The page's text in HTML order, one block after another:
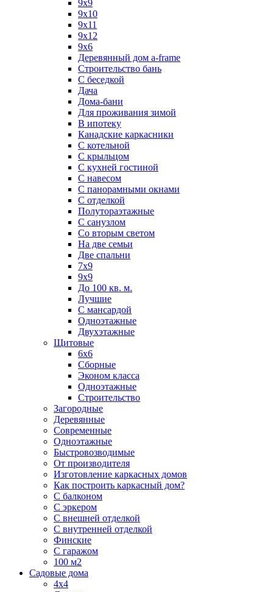
9x9
9х10
9х11
9х12
9х6
Деревянный дом a-frame
Строительство бань
С беседкой
Дача
Дома-бани
Для проживания зимой
В ипотеку
Канадские каркасники
С котельной
С крыльцом
С кухней гостиной
С навесом
С панорамными окнами
С отделкой
Полутораэтажные
С санузлом
Со вторым светом
На две семьи
Две спальни
7х9
9х9
До 100 кв. м.
Лучшие
С мансардой
Одноэтажные
Двухэтажные
Щитовые
6х6
Сборные
Эконом класса
Одноэтажные
Строительство
Загородные
Деревянные
Современные
Одноэтажные
Быстровозводимые
От производителя
Изготовление каркасных домов
Как построить каркасный дом?
С балконом
С эркером
С внешней отделкой
С внутренней отделкой
Финские
С гаражом
100 м2
Садовые дома
4х4